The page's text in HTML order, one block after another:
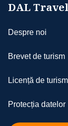
DAL Travel
Despre noi
Brevet de turism
Licență de turism
Protecția datelor